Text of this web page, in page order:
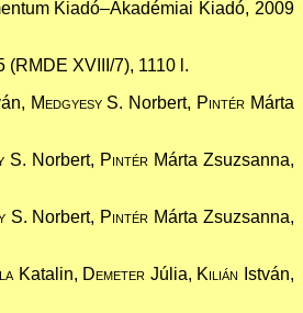
Kiadó–Akadémiai Kiadó, 2009
(RMDE XVIII/7), 1110 l.
Medgyesy S. Norbert, Pintér Márta
S. Norbert, Pintér Márta Zsuzsanna,
S. Norbert, Pintér Márta Zsuzsanna,
Katalin, Demeter Júlia, Kilián István,